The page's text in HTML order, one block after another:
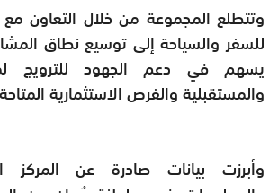
وتتطلع المجموعة من خلال التعاون
للسفر والسياحة إلى توسيع نطاق
يسهم في دعم الجهود للترويج
والمستقبلية والفرص الاستثمارية
وأبرزت بيانات صادرة عن المركز